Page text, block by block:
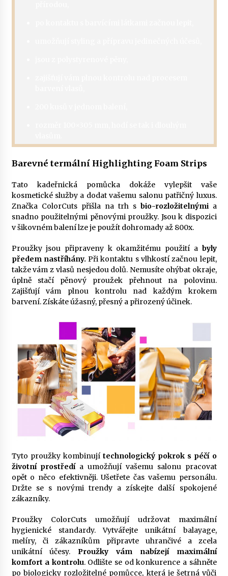
Barevné termální Highlighting Foam Strips
Tato kadeřnická pomůcka dokáže vylepšit vaše
kosmetické služby a dodat vašemu salonu patřičný luxus.
Značka ColorCuts přišla na trh s bio-rozložitelnýmia
snadno použitelnými pěnovými proužky. Jsou k dispozici
v šikovném balení lze je použít dohromady až 800x.
Proužky jsou připraveny k okamžitému použití a byly
předem nastříhány. Při kontaktu s vlhkostí začnou lepit,
takže vám z vlasů nesjedou dolů. Nemusíte ohýbat okraje,
úplně stačí pěnový proužek přehnout na polovinu.
Zajišťují vám plnou kontrolu nad každým krokem
barvení. Získáte úžasný, přesný a přirozený účinek.
Tyto proužky kombinují technologický pokrok s péčí o
životní prostředía umožňují vašemu salonu pracovat
opět o něco efektivněji. Ušetřete čas vašemu personálu.
Držte se s novými trendy a získejte další spokojené
zákazníky.
Proužky ColorCuts umožňují udržovat maximální
hygienické standardy. Vytvářejte unikátní balayage,
melíry, či zákazníkům připravte uhrančivé a zcela
unikátní účesy. Proužky vám nabízejí maximální
komfort a kontrolu. Odlište se od konkurence a sáhněte
po biologicky rozložitelné pomůcce, která je šetrná vůči